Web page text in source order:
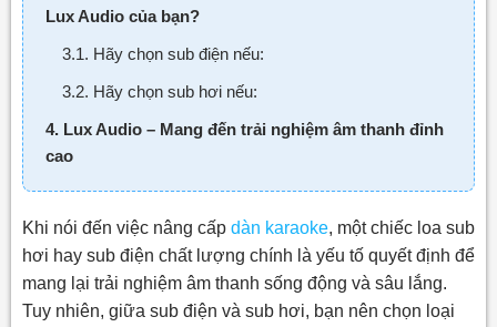
Lux Audio của bạn?
3.1. Hãy chọn sub điện nếu:
3.2. Hãy chọn sub hơi nếu:
4. Lux Audio – Mang đến trải nghiệm âm thanh đỉnh
cao
Khi nói đến việc nâng cấp dàn karaoke, một chiếc loa sub
hơi hay sub điện chất lượng chính là yếu tố quyết định để
mang lại trải nghiệm âm thanh sống động và sâu lắng.
Tuy nhiên, giữa sub điện và sub hơi, bạn nên chọn loại